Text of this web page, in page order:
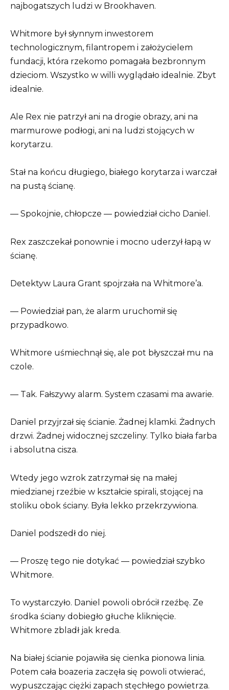
najbogatszych ludzi w Brookhaven.
Whitmore był słynnym inwestorem
technologicznym, filantropem i założycielem
fundacji, która rzekomo pomagała bezbronnym
dzieciom. Wszystko w willi wyglądało idealnie. Zbyt
idealnie.
Ale Rex nie patrzył ani na drogie obrazy, ani na
marmurowe podłogi, ani na ludzi stojących w
korytarzu.
Stał na końcu długiego, białego korytarza i warczał
na pustą ścianę.
— Spokojnie, chłopcze — powiedział cicho Daniel.
Rex zaszczekał ponownie i mocno uderzył łapą w
ścianę.
Detektyw Laura Grant spojrzała na Whitmore’a.
— Powiedział pan, że alarm uruchomił się
przypadkowo.
Whitmore uśmiechnął się, ale pot błyszczał mu na
czole.
— Tak. Fałszywy alarm. System czasami ma awarie.
Daniel przyjrzał się ścianie. Żadnej klamki. Żadnych
drzwi. Żadnej widocznej szczeliny. Tylko biała farba
i absolutna cisza.
Wtedy jego wzrok zatrzymał się na małej
miedzianej rzeźbie w kształcie spirali, stojącej na
stoliku obok ściany. Była lekko przekrzywiona.
Daniel podszedł do niej.
— Proszę tego nie dotykać — powiedział szybko
Whitmore.
To wystarczyło. Daniel powoli obrócił rzeźbę. Ze
środka ściany dobiegło głuche kliknięcie.
Whitmore zbladł jak kreda.
Na białej ścianie pojawiła się cienka pionowa linia.
Potem cała boazeria zaczęła się powoli otwierać,
wypuszczając ciężki zapach stęchłego powietrza.